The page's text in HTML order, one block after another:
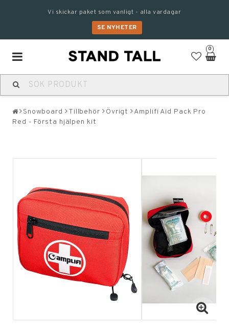
Vi skickar paket som vanligt - alla vardagar
SE NYHETER
0
Toggle
navigation
Snowboard Tillbehör Övrigt
Amplifi Aid Pack Pro
Red - Första hjälpen kit